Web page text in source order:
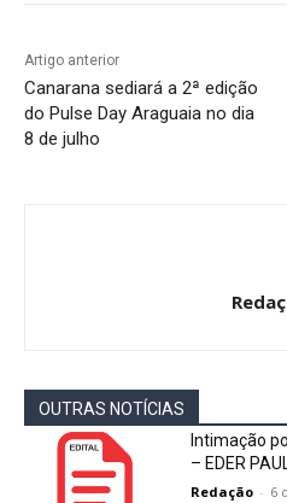
Artigo anterior
Canarana sediará a 2ª edição
do Pulse Day Araguaia no dia
8 de julho
OUTRAS NOTÍCIAS
Intimação
– EDER
Redação - 6